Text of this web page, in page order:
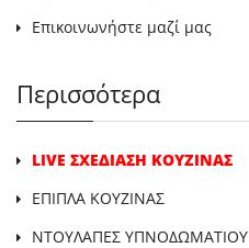
Επικοινωνήστε μαζί μας
Περισσότερα
LIVE ΣΧΕΔΙΑΣΗ ΚΟΥΖΙΝΑΣ
ΕΠΙΠΛΑ ΚΟΥΖΙΝΑΣ
ΝΤΟΥΛΑΠΕΣ ΥΠΝΟΔΩΜΑΤΙΟΥ